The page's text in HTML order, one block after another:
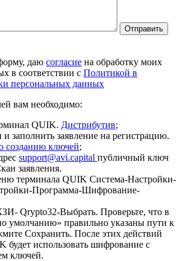
Отправить
даю согласие на обработку моих
в соответствии с Политикой в
персональных данных
вам необходимо:
QUIK. Дистрибутив;
заполнить заявление на регистрацию.
созданию ключей;
support@avi.capital публичный ключ
заявления.
терминала QUIK Система-Настройки-
Программа-Шифрование-
Qrypto32-Выбрать. Проверьте, что в
умолчанию» правильно указаны пути к
Сохранить. После этих действий
будет использовать шифрование с
ключей.